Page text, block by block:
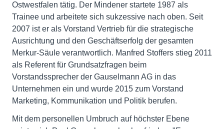
Ostwestfalen tätig. Der Mindener startete 1987 als
Trainee und arbeitete sich sukzessive nach oben. Seit
2007 ist er als Vorstand Vertrieb für die strategische
Ausrichtung und den Geschäftserfolg der gesamten
Merkur-Säule verantwortlich. Manfred Stoffers stieg 2011
als Referent für Grundsatzfragen beim
Vorstandssprecher der Gauselmann AG in das
Unternehmen ein und wurde 2015 zum Vorstand
Marketing, Kommunikation und Politik berufen.
Mit dem personellen Umbruch auf höchster Ebene